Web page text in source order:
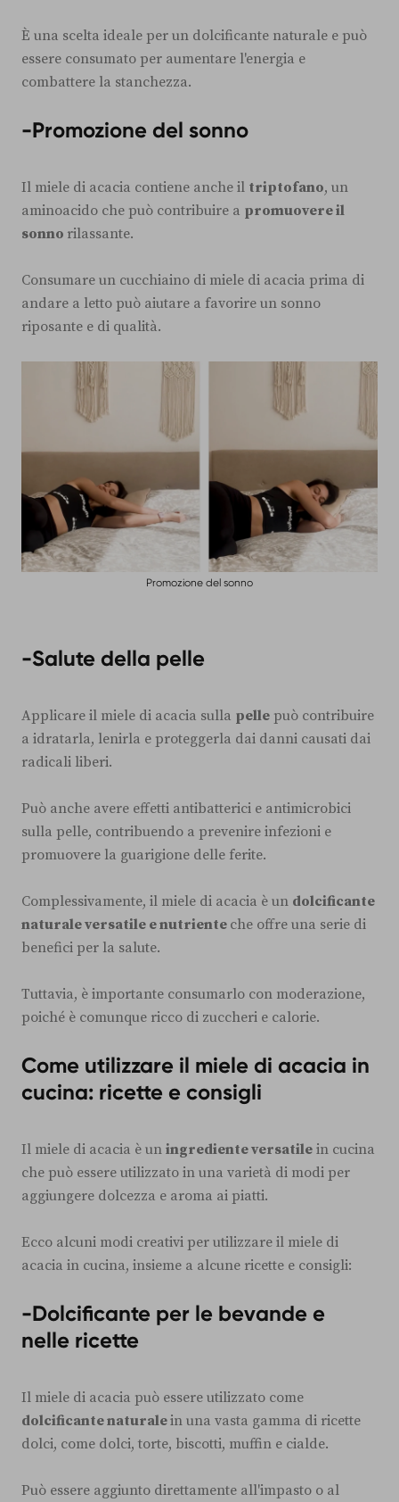
È una scelta ideale per un dolcificante naturale e può
essere consumato per aumentare l'energia e
combattere la stanchezza.
-Promozione del sonno
Il miele di acacia contiene anche il triptofano, un
aminoacido che può contribuire a promuovere il
sonno rilassante.
Consumare un cucchiaino di miele di acacia prima di
andare a letto può aiutare a favorire un sonno
riposante e di qualità.
Promozione del sonno
-Salute della pelle
Applicare il miele di acacia sulla pelle può contribuire
a idratarla, lenirla e proteggerla dai danni causati dai
radicali liberi.
Può anche avere effetti antibatterici e antimicrobici
sulla pelle, contribuendo a prevenire infezioni e
promuovere la guarigione delle ferite.
Complessivamente, il miele di acacia è un dolcificante
naturale versatile e nutriente che offre una serie di
benefici per la salute.
Tuttavia, è importante consumarlo con moderazione,
poiché è comunque ricco di zuccheri e calorie.
Come utilizzare il miele di acacia in
cucina: ricette e consigli
Il miele di acacia è un ingrediente versatile in cucina
che può essere utilizzato in una varietà di modi per
aggiungere dolcezza e aroma ai piatti.
Ecco alcuni modi creativi per utilizzare il miele di
acacia in cucina, insieme a alcune ricette e consigli:
-Dolcificante per le bevande e
nelle ricette
Il miele di acacia può essere utilizzato come
dolcificante naturalein una vasta gamma di ricette
dolci, come dolci, torte, biscotti, muffin e cialde.
Può essere aggiunto direttamente all'impasto o al